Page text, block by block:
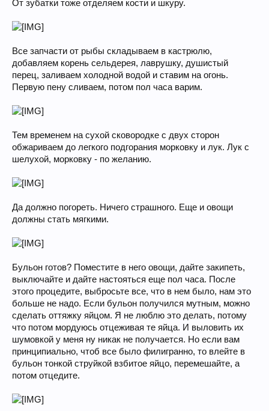
От зубатки тоже отделяем кости и шкуру.
Все запчасти от рыбы складываем в кастрюлю,
добавляем корень сельдерея, лаврушку, душистый
перец, заливаем холодной водой и ставим на огонь.
Первую пену сливаем, потом пол часа варим.
Тем временем на сухой сковородке с двух сторон
обжариваем до легкого подгорания морковку и лук. Лук с
шелухой, морковку - по желанию.
Да должно погореть. Ничего страшного. Еще и овощи
должны стать мягкими.
Бульон готов? Поместите в него овощи, дайте закипеть,
выключайте и дайте настояться еще пол часа. После
этого процедите, выбросьте все, что в нем было, нам это
больше не надо. Если бульон получился мутным, можно
сделать оттяжку яйцом. Я не люблю это делать, потому
что потом мордуюсь отцеживая те яйца. И выловить их
шумовкой у меня ну никак не получается. Но если вам
принципиально, чтоб все было филигранно, то влейте в
бульон тонкой струйкой взбитое яйцо, перемешайте, а
потом отцедите.